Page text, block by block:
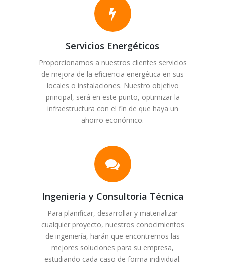
Servicios Energéticos
Proporcionamos a nuestros clientes servicios
de mejora de la eficiencia energética en sus
locales o instalaciones. Nuestro objetivo
principal, será en este punto, optimizar la
infraestructura con el fin de que haya un
ahorro económico.
Ingeniería y Consultoría Técnica
Para planificar, desarrollar y materializar
cualquier proyecto, nuestros conocimientos
de ingeniería, harán que encontremos las
mejores soluciones para su empresa,
estudiando cada caso de forma individual.